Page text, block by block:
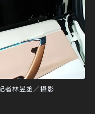
者林昱丞／攝影